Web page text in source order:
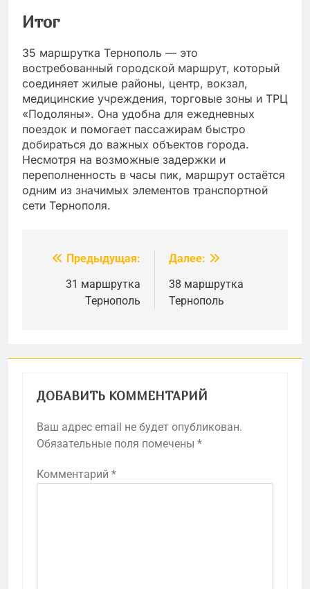
Итог
35 маршрутка Тернополь — это
востребованный городской маршрут, который
соединяет жилые районы, центр, вокзал,
медицинские учреждения, торговые зоны и ТРЦ
«Подоляны». Она удобна для ежедневных
поездок и помогает пассажирам быстро
добираться до важных объектов города.
Несмотря на возможные задержки и
переполненность в часы пик, маршрут остаётся
одним из значимых элементов транспортной
сети Тернополя.
Навигация
записям
Предыдущая:
31 маршрутка
Тернополь
Далее:
38 маршрутка
Тернополь
ДОБАВИТЬ КОММЕНТАРИЙ
Ваш адрес email не будет опубликован.
Обязательные поля помечены *
Комментарий *